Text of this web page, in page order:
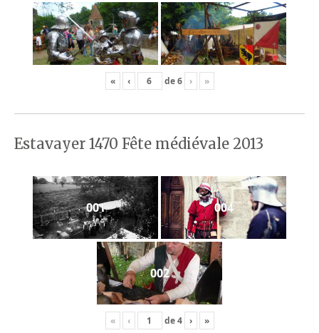
« ‹ de6 › »
Estavayer 1470 Fête médiévale 2013
001 004
002
« ‹ de4 › »